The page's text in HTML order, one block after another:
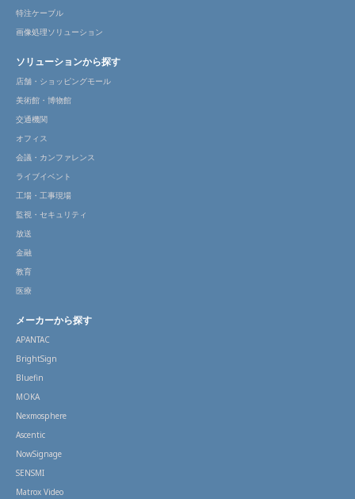
特注ケーブル
画像処理ソリューション
ソリューションから探す
店舗・ショッピングモール
美術館・博物館
交通機関
オフィス
会議・カンファレンス
ライブイベント
工場・工事現場
監視・セキュリティ
放送
金融
教育
医療
メーカーから探す
APANTAC
BrightSign
Bluefin
MOKA
Nexmosphere
Ascentic
NowSignage
SENSMI
Matrox Video